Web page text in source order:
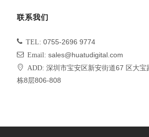
联系我们
TEL: 0755-2696 9774
Email: sales@huatudigital.com
ADD: 深圳市宝安区新安街道67 区大宝
栋8层806-808